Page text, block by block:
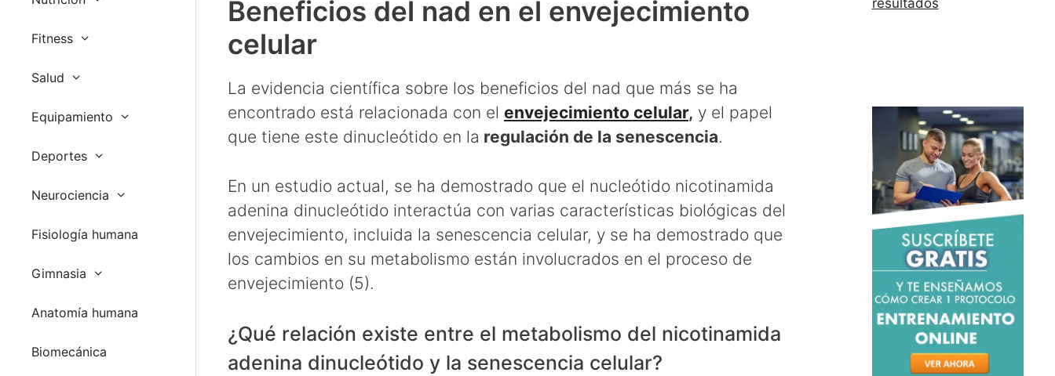
Fitness
Salud
Equipamiento
Deportes
Neurociencia
Fisiología humana
Gimnasia
Anatomía humana
Biomecánica
Beneficios del nad en el envejecimiento
celular
La evidencia científica sobre los beneficios del nad que más se ha
encontrado está relacionada con el envejecimiento celular, y el papel
que tiene este dinucleótido en la regulación de la senescencia.
En un estudio actual, se ha demostrado que el nucleótido nicotinamida
adenina dinucleótido interactúa con varias características biológicas del
envejecimiento, incluida la senescencia celular, y se ha demostrado que
los cambios en su metabolismo están involucrados en el proceso de
envejecimiento (5).
¿Qué relación existe entre el metabolismo del nicotinamida
adenina dinucleótido y la senescencia celular?